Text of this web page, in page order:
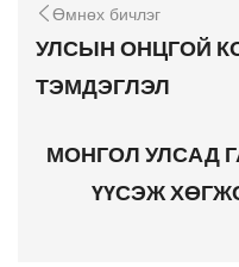
Өмнөх бичлэг
УЛСЫН ОНЦГОЙ
ТЭМДЭГЛЭЛ
МОНГОЛ УЛСАД
ҮҮСЭЖ